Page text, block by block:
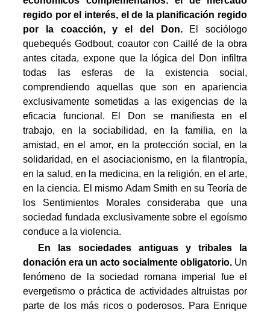
regido por el interés, el de la planificación regido
por la coacción, y el del Don.El sociólogo
quebequés Godbout, coautor con Caillé de la obra
antes citada, expone que la lógica del Don infiltra
todas las esferas de la existencia social,
comprendiendo aquellas que son en apariencia
exclusivamente sometidas a las exigencias de la
eficacia funcional. El Don se manifiesta en el
trabajo, en la sociabilidad, en la familia, en la
amistad, en el amor, en la protección social, en la
solidaridad, en el asociacionismo, en la filantropía,
en la salud, en la medicina, en la religión, en el arte,
en la ciencia. El mismo Adam Smith en su Teoría de
los Sentimientos Morales consideraba que una
sociedad fundada exclusivamente sobre el egoísmo
conduce a la violencia.
En las sociedades antiguas y tribales la
donación era un acto socialmente obligatorio. Un
fenómeno de la sociedad romana imperial fue el
evergetismo o práctica de actividades altruistas por
parte de los más ricos o poderosos. Para Enrique